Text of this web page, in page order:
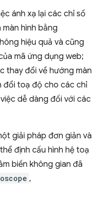
ánh xạ lại các chỉ số
hình bằng
hiệu quả và cũng
mã ứng dụng web;
thay đổi về hướng màn
đổi toạ độ cho các chỉ
dễ dàng đối với các
giải pháp đơn giản và
định cấu hình hệ toạ
biến không gian đã
,